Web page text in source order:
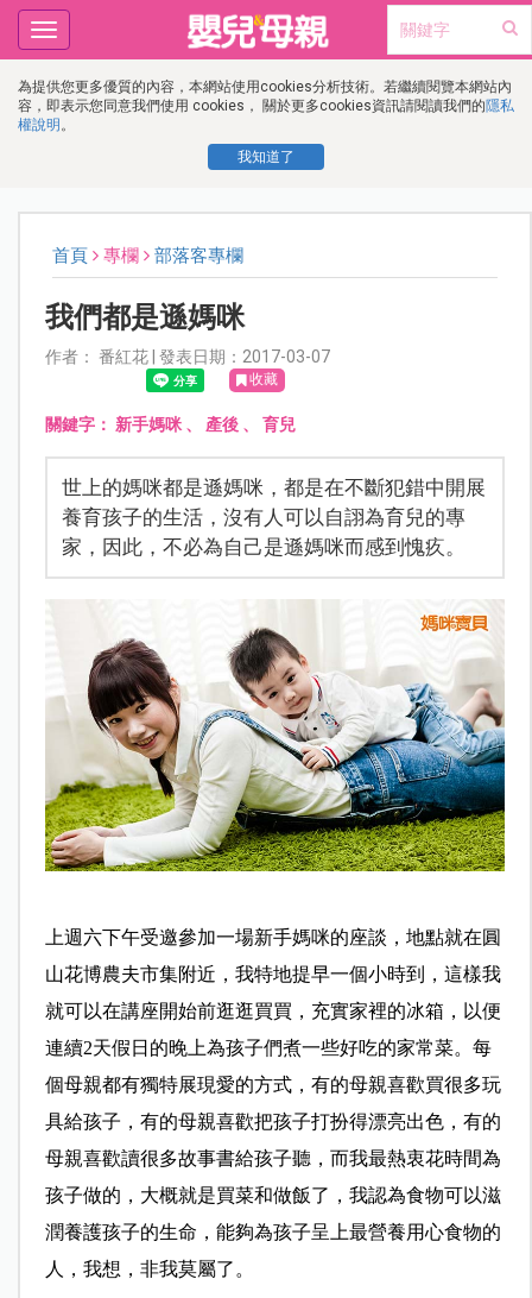
為提供您更多優質的內容，本網站使用cookies分析技術。若繼續閱覽本網站內
容，即表示您同意我們使用 cookies， 關於更多cookies資訊請閱讀我們的隱私
權說明 。
我知道了
Toggle
navigation
首頁 專欄 部落客專欄
我們都是遜媽咪
作者： 番紅花 | 發表日期：2017-03-07
收藏
關鍵字： 新手媽咪、 產後、 育兒
世上的媽咪都是遜媽咪，都是在不斷犯錯中開展
養育孩子的生活，沒有人可以自詡為育兒的專
家，因此，不必為自己是遜媽咪而感到愧疚。
上週六下午受邀參加一場新手媽咪的座談，地點就在圓
山花博農夫市集附近，我特地提早一個小時到，這樣我
就可以在講座開始前逛逛買買，充實家裡的冰箱，以便
連續2天假日的晚上為孩子們煮一些好吃的家常菜。每
個母親都有獨特展現愛的方式，有的母親喜歡買很多玩
具給孩子，有的母親喜歡把孩子打扮得漂亮出色，有的
母親喜歡讀很多故事書給孩子聽，而我最熱衷花時間為
孩子做的，大概就是買菜和做飯了，我認為食物可以滋
潤養護孩子的生命，能夠為孩子呈上最營養用心食物的
人，我想，非我莫屬了。